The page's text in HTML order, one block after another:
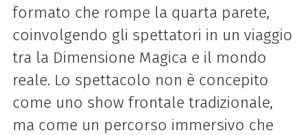
formato che rompe la quarta parete,
coinvolgendo gli spettatori in un viaggio
tra la Dimensione Magica e il mondo
reale. Lo spettacolo non è concepito
come uno show frontale tradizionale,
ma come un percorso immersivo che